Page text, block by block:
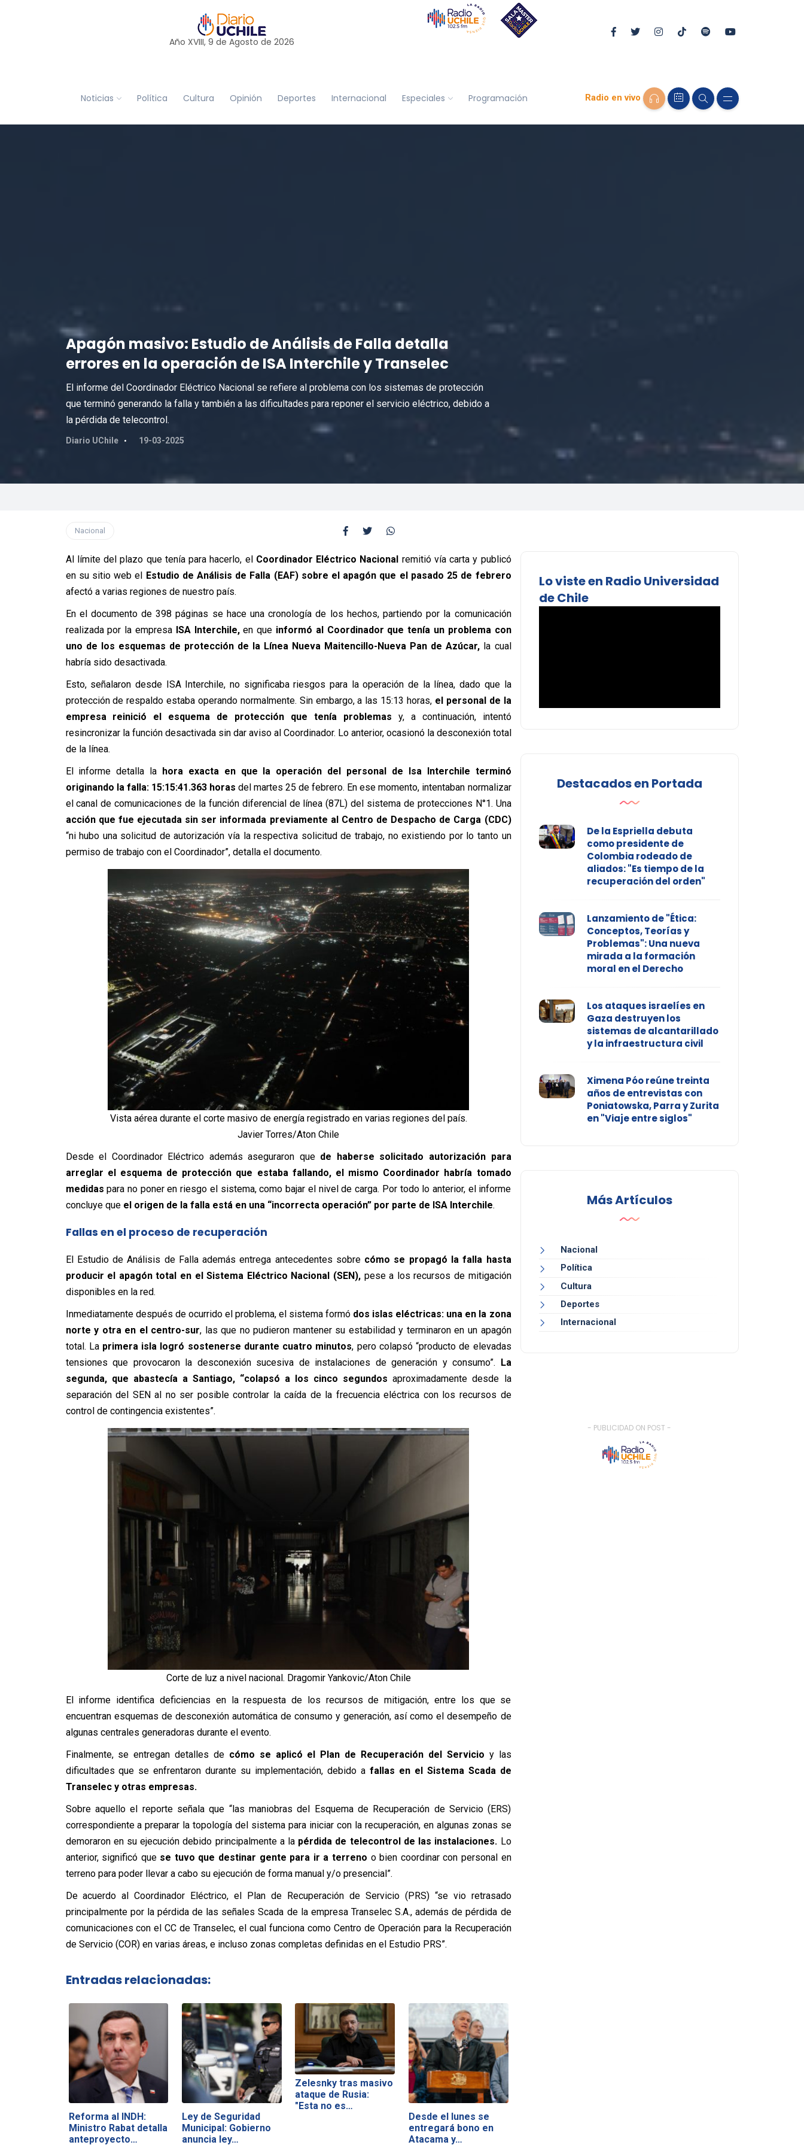
Año XVIII, 9 de Agosto de 2026
Noticias Política Cultura Opinión Deportes Internacional Especiales Programación Radio en vivo
Apagón masivo: Estudio de Análisis de Falla detalla
errores en la operación de ISA Interchile y Transelec
El informe del Coordinador Eléctrico Nacional se refiere al problema con los sistemas de protección
que terminó generando la falla y también a las dificultades para reponer el servicio eléctrico, debido a
la pérdida de telecontrol.
Diario UChile 19-03-2025
Nacional
Al límite del plazo que tenía para hacerlo, el Coordinador Eléctrico Nacional remitió vía carta y publicó
en su sitio web el Estudio de Análisis de Falla (EAF) sobre el apagón que el pasado 25 de febrero
afectó a varias regiones de nuestro país.
En el documento de 398 páginas se hace una cronología de los hechos, partiendo por la comunicación
realizada por la empresaISA Interchile,en que informó al Coordinador que tenía un problema con
uno de los esquemas de protección de la Línea Nueva Maitencillo-Nueva Pan de Azúcar, la cual
habría sido desactivada.
Esto, señalaron desde ISA Interchile, no significaba riesgos para la operación de la línea, dado que la
protección de respaldo estaba operando normalmente. Sin embargo, a las 15:13 horas, el personal de la
empresa reinició el esquema de protección que tenía problemas y, a continuación, intentó
resincronizar la función desactivada sin dar aviso al Coordinador. Lo anterior, ocasionó la desconexión total
de la línea.
El informe detalla la hora exacta en que la operación del personal de Isa Interchile terminó
originando la falla: 15:15:41.363 horas del martes 25 de febrero. En ese momento, intentaban normalizar
el canal de comunicaciones de la función diferencial de línea (87L) del sistema de protecciones N°1. Una
acción que fue ejecutada sin ser informada previamente al Centro de Despacho de Carga (CDC)
“ni hubo una solicitud de autorización vía la respectiva solicitud de trabajo, no existiendo por lo tanto un
permiso de trabajo con el Coordinador”, detalla el documento.
Vista aérea durante el corte masivo de energía registrado en varias regiones del país.
Javier Torres/Aton Chile
Desde el Coordinador Eléctrico además aseguraron que de haberse solicitado autorización para
arreglar el esquema de protección que estaba fallando, el mismo Coordinador habría tomado
medidas para no poner en riesgo el sistema, como bajar el nivel de carga. Por todo lo anterior, el informe
concluye que el origen de la falla está en una “incorrecta operación” por parte de ISA Interchile.
Fallas en el proceso de recuperación
El Estudio de Análisis de Falla además entrega antecedentes sobrecómo se propagó la falla hasta
producir el apagón total en el Sistema Eléctrico Nacional (SEN),pese a los recursos de mitigación
disponibles en la red.
Inmediatamente después de ocurrido el problema, el sistema formó dos islas eléctricas: una en la zona
norte y otra en el centro-sur, las que no pudieron mantener su estabilidad y terminaron en un apagón
total. La primera isla logró sostenerse durante cuatro minutos, pero colapsó “producto de elevadas
tensiones que provocaron la desconexión sucesiva de instalaciones de generación y consumo”. La
segunda, que abastecía a Santiago, “colapsó a los cinco segundos aproximadamente desde la
separación del SEN al no ser posible controlar la caída de la frecuencia eléctrica con los recursos de
control de contingencia existentes”.
Corte de luz a nivel nacional. Dragomir Yankovic/Aton Chile
El informe identifica deficiencias en la respuesta de los recursos de mitigación, entre los que se
encuentran esquemas de desconexión automática de consumo y generación, así como el desempeño de
algunas centrales generadoras durante el evento.
Finalmente, se entregan detalles decómo se aplicó el Plan de Recuperación del Servicio y las
dificultades que se enfrentaron durante su implementación, debido afallas en el Sistema Scada de
Transelec y otras empresas.
Sobre aquello el reporte señala que “las maniobras del Esquema de Recuperación de Servicio (ERS)
correspondiente a preparar la topología del sistema para iniciar con la recuperación, en algunas zonas se
demoraron en su ejecución debido principalmente a la pérdida de telecontrol de las instalaciones. Lo
anterior, significó quese tuvo que destinar gente para ir a terreno o bien coordinar con personal en
terreno para poder llevar a cabo su ejecución de forma manual y/o presencial”.
De acuerdo al Coordinador Eléctrico, el Plan de Recuperación de Servicio (PRS) “se vio retrasado
principalmente por la pérdida de las señales Scada de la empresa Transelec S.A., además de pérdida de
comunicaciones con el CC de Transelec, el cual funciona como Centro de Operación para la Recuperación
de Servicio (COR) en varias áreas, e incluso zonas completas definidas en el Estudio PRS”.
Entradas relacionadas:
Reforma al INDH:
Ministro Rabat detalla
anteproyecto…
Ley de Seguridad
Municipal: Gobierno
anuncia ley…
Zelesnky tras masivo
ataque de Rusia:
"Esta no es…
Desde el lunes se
entregará bono en
Atacama y…
Lo viste en Radio Universidad
de Chile
Destacados en Portada
De la Espriella debuta
como presidente de
Colombia rodeado de
aliados: "Es tiempo de la
recuperación del orden"
Lanzamiento de "Ética:
Conceptos, Teorías y
Problemas": Una nueva
mirada a la formación
moral en el Derecho
Los ataques israelíes en
Gaza destruyen los
sistemas de alcantarillado
y la infraestructura civil
Ximena Póo reúne treinta
años de entrevistas con
Poniatowska, Parra y Zurita
en "Viaje entre siglos"
Más Artículos
Nacional
Política
Cultura
Deportes
Internacional
- PUBLICIDAD ON POST -